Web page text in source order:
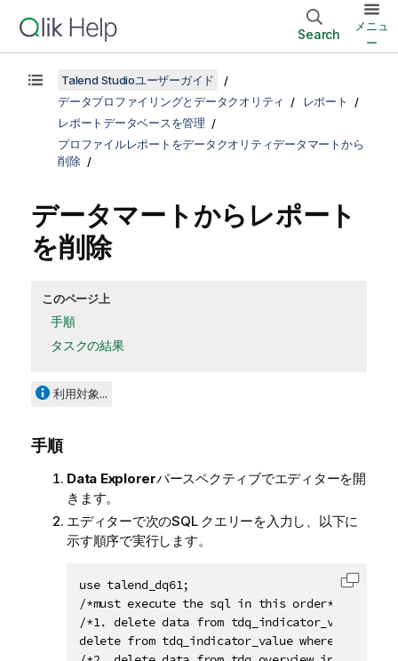
Search
メニュ
ー
Talend Studioユーザーガイド
データプロファイリングとデータクオリティ
レポート
レポートデータベースを管理
プロファイルレポートをデータクオリティデータマートから
削除
データマートからレポート
を削除
このページ上
手順
タスクの結果
利用対象...
手順
Data Explorerパースペクティブでエディターを開
きます。
エディターで次のSQL クエリーを入力し、以下に
示す順序で実行します。
use talend_dq61;
/*must execute the sql in this order*/
/*1. delete data from tdq_indicator_value
delete from tdq_indicator_value where
コード